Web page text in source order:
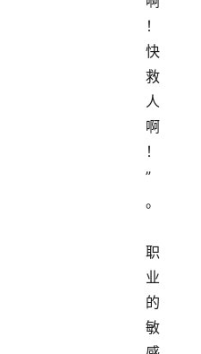
！
快
救
人
啊
！
”
。
职
业
的
敏